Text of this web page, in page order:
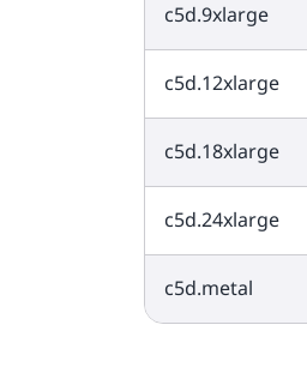
c5d.9xlarge
c5d.12xlarge
c5d.18xlarge
c5d.24xlarge
c5d.metal